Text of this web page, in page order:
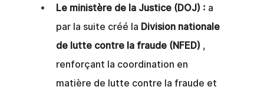
Le ministère de la Justice (DOJ) : a
par la suite créé la Division nationale
de lutte contre la fraude (NFED) ,
renforçant la coordination en
matière de lutte contre la fraude et